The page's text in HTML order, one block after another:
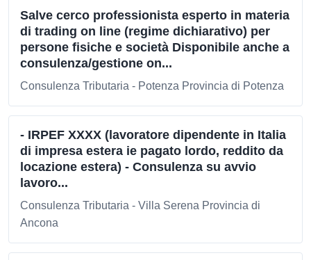
Salve cerco professionista esperto in materia
di trading on line (regime dichiarativo) per
persone fisiche e società Disponibile anche a
consulenza/gestione on...
Consulenza Tributaria - Potenza Provincia di Potenza
- IRPEF XXXX (lavoratore dipendente in Italia
di impresa estera ie pagato lordo, reddito da
locazione estera) - Consulenza su avvio
lavoro...
Consulenza Tributaria - Villa Serena Provincia di
Ancona